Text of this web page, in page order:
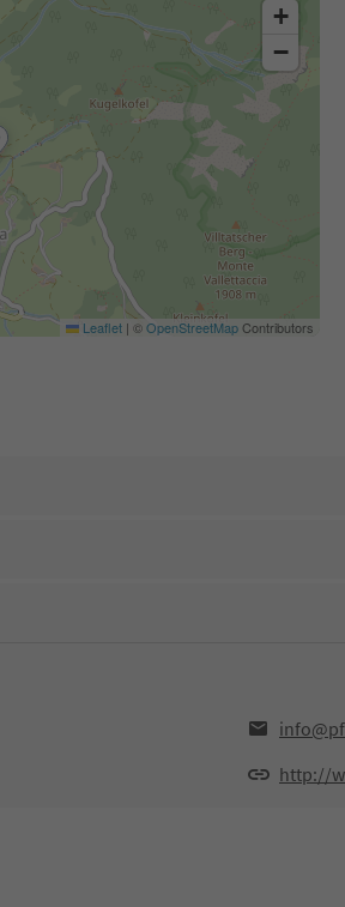
+
−
Leaflet | ©OpenStreetMapContributors
http://